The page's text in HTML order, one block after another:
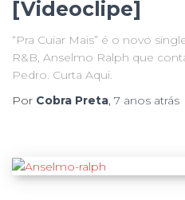
[Videoclipe]
“Pra Cuiar Mais” é o novo
R&B, Anselmo Ralph que
Pedro. Curta Aqui.
Por Cobra Preta, 7 anos atrás